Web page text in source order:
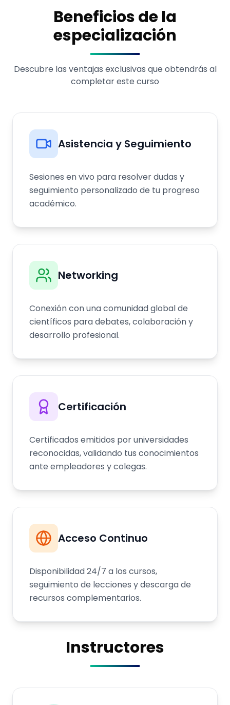
Beneficios de la
especialización
Descubre las ventajas exclusivas que obtendrás al
completar este curso
Asistencia y Seguimiento
Sesiones en vivo para resolver dudas y
seguimiento personalizado de tu progreso
académico.
Networking
Conexión con una comunidad global de
científicos para debates, colaboración y
desarrollo profesional.
Certificación
Certificados emitidos por universidades
reconocidas, validando tus conocimientos
ante empleadores y colegas.
Acceso Continuo
Disponibilidad 24/7 a los cursos,
seguimiento de lecciones y descarga de
recursos complementarios.
Instructores